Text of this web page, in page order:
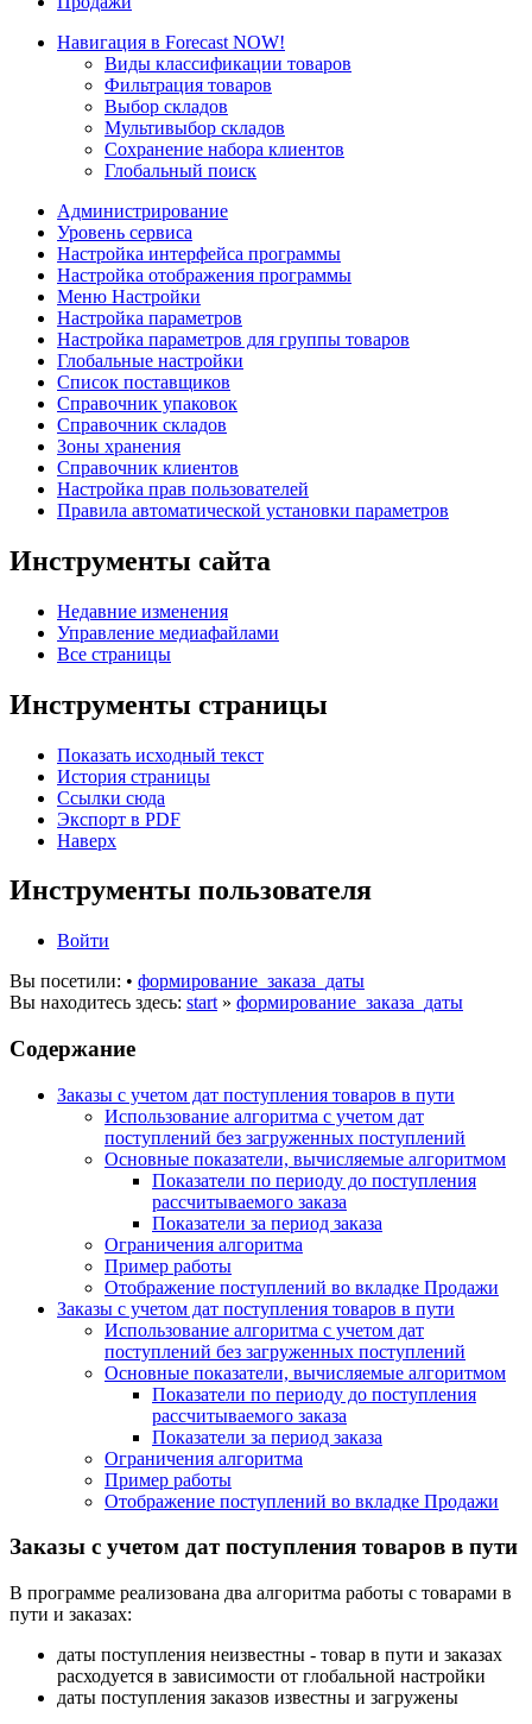
Навигация в Forecast NOW!
Виды классификации товаров
Фильтрация товаров
Выбор складов
Мультивыбор складов
Сохранение набора клиентов
Глобальный поиск
Администрирование
Уровень сервиса
Настройка интерфейса программы
Настройка отображения программы
Меню Настройки
Настройка параметров
Настройка параметров для группы товаров
Глобальные настройки
Список поставщиков
Справочник упаковок
Справочник складов
Зоны хранения
Справочник клиентов
Настройка прав пользователей
Правила автоматической установки параметров
Инструменты сайта
Недавние изменения
Управление медиафайлами
Все страницы
Инструменты страницы
Показать исходный текст
История страницы
Ссылки сюда
Экспорт в PDF
Наверх
Инструменты пользователя
Войти
Вы посетили: • формирование_заказа_даты
Вы находитесь здесь: start » формирование_заказа_даты
Содержание
Заказы с учетом дат поступления товаров в пути
Использование алгоритма с учетом дат
поступлений без загруженных поступлений
Основные показатели, вычисляемые алгоритмом
Показатели по периоду до поступления
рассчитываемого заказа
Показатели за период заказа
Ограничения алгоритма
Пример работы
Отображение поступлений во вкладке Продажи
Заказы с учетом дат поступления товаров в пути
Использование алгоритма с учетом дат
поступлений без загруженных поступлений
Основные показатели, вычисляемые алгоритмом
Показатели по периоду до поступления
рассчитываемого заказа
Показатели за период заказа
Ограничения алгоритма
Пример работы
Отображение поступлений во вкладке Продажи
Заказы с учетом дат поступления товаров в пути
В программе реализована два алгоритма работы с товарами в
пути и заказах:
даты поступления неизвестны - товар в пути и заказах
расходуется в зависимости от глобальной настройки
даты поступления заказов известны и загружены